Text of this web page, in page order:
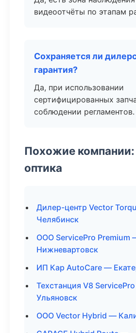
видеоотчёты по этапам
Сохраняется ли
гарантия?
Да, при использовании
сертифицированных
соблюдении регламентов.
Похожие компании:
оптика
Дилер-центр Vector
Челябинск
ООО ServicePro Premium
Нижневартовск
ИП Кар AutoCare —
Техстанция V8
Ульяновск
ООО Vector Hybrid —